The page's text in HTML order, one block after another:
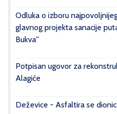
Odluka o izboru
glavnog projekta sanacije
Bukva''
Potpisan ugovor za
Alagiće
Deževice - Asfaltira se